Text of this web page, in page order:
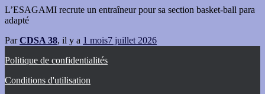
L’ESAGAMI recrute un entraîneur pour sa section basket-ball para
adapté
ParCDSA 38, il y a 1 mois7 juillet 2026
Politique de confidentialités
Conditions d'utilisation